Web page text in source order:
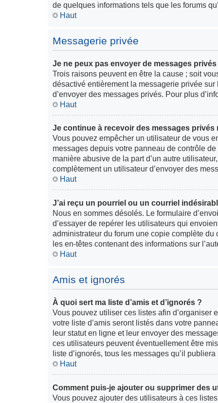
de quelques informations tels que les forums
Haut
Messagerie privée
Je ne peux pas envoyer de messages privés
Trois raisons peuvent en être la cause ; soit
désactivé entièrement la messagerie privée
d’envoyer des messages privés. Pour plus
Haut
Je continue à recevoir des messages privés
Vous pouvez empêcher un utilisateur de vous
messages depuis votre panneau de contrôle
manière abusive de la part d’un autre
complètement un utilisateur d’envoyer des
Haut
J’ai reçu un pourriel ou un courriel
Nous en sommes désolés. Le formulaire
d’essayer de repérer les utilisateurs qui
administrateur du forum une copie complète du
les en-têtes contenant des informations sur
Haut
Amis et ignorés
À quoi sert ma liste d’amis et d’ignorés ?
Vous pouvez utiliser ces listes afin d’organiser
votre liste d’amis seront listés dans votre
leur statut en ligne et leur envoyer des
ces utilisateurs peuvent éventuellement être
liste d’ignorés, tous les messages qu’il
Haut
Comment puis-je ajouter ou supprimer des
Vous pouvez ajouter des utilisateurs à ces